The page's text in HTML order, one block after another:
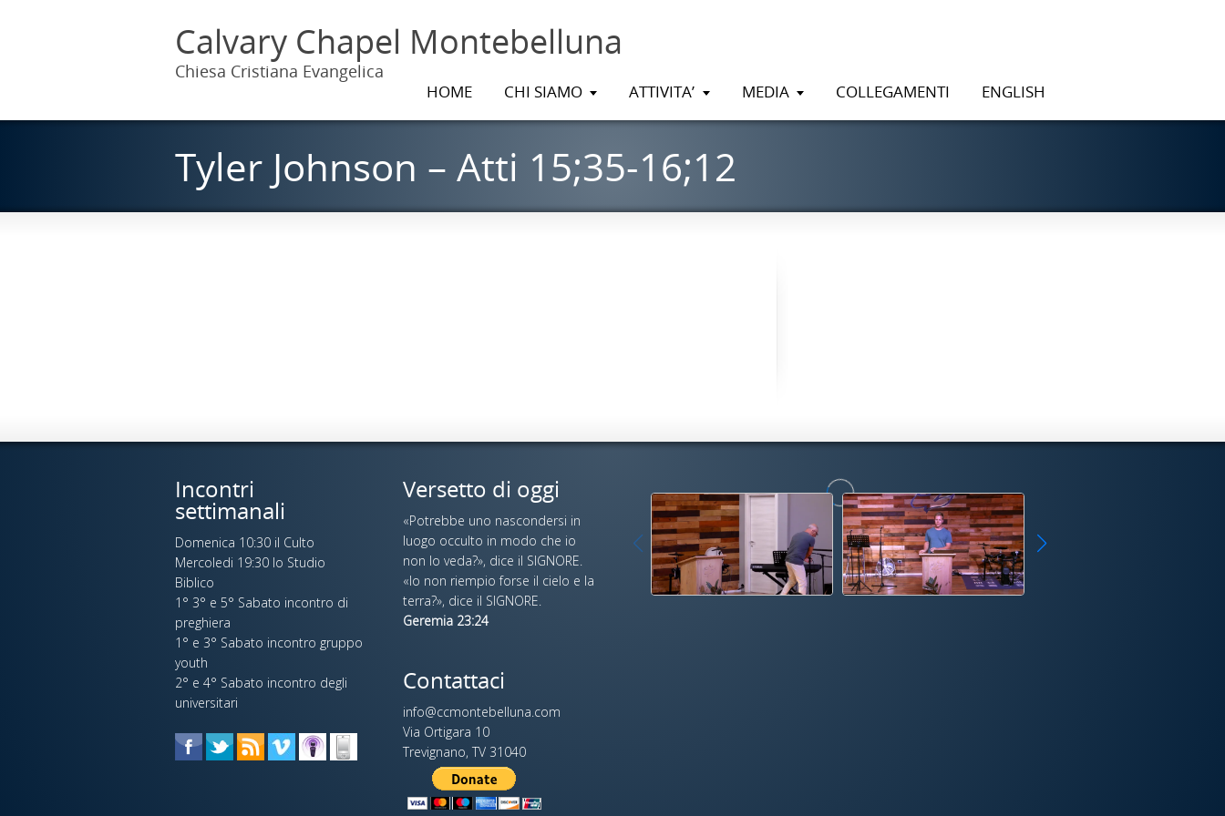
Calvary Chapel Montebelluna
Chiesa Cristiana Evangelica
HOME CHI SIAMO ATTIVITA’ MEDIA COLLEGAMENTI ENGLISH
Tyler Johnson – Atti 15;35-16;12
Incontri
settimanali
Domenica 10:30 il Culto
Mercoledi 19:30 lo Studio
Biblico
1° 3° e 5° Sabato incontro di
preghiera
1° e 3° Sabato incontro gruppo
youth
2° e 4° Sabato incontro degli
universitari
Versetto di oggi
«Potrebbe uno nascondersi in
luogo occulto in modo che io
non lo veda?», dice il SIGNORE.
«Io non riempio forse il cielo e la
terra?», dice il SIGNORE.
Geremia 23:24
Contattaci
info@ccmontebelluna.com
Via Ortigara 10
Trevignano, TV 31040